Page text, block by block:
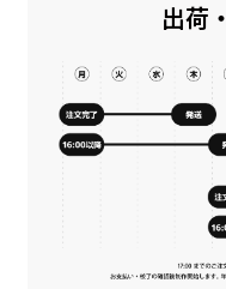
出荷